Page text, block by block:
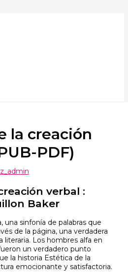
la creación
PDF)
verbal :
Baker
una sinfonía de palabras que
de la página, una verdadera
literaria. Los hombres alfa en
un verdadero punto
la historia Estética de la
emocionante y satisfactoria.